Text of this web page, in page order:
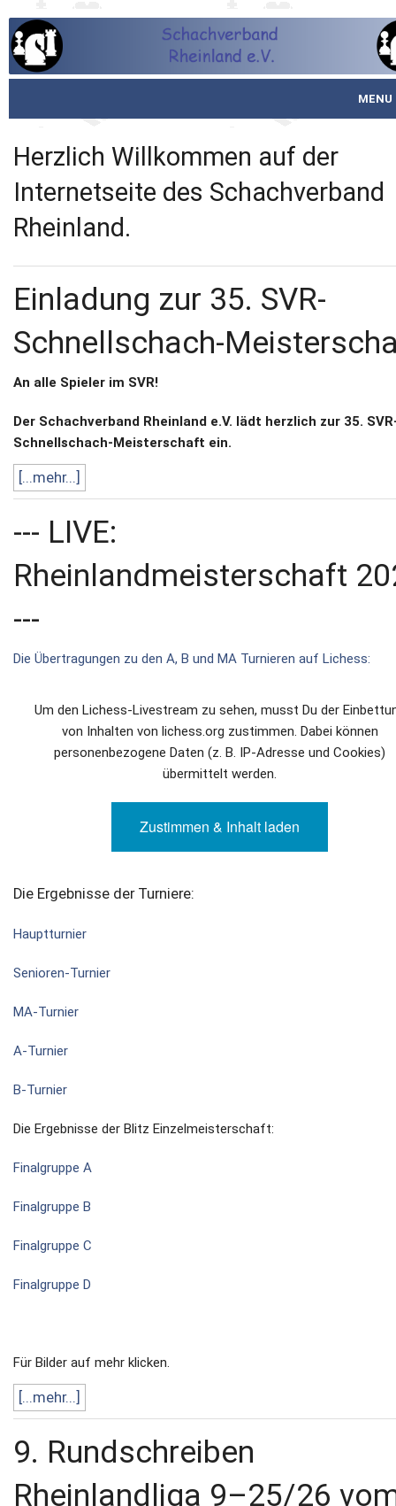
MENU
über den SVR
Spielbetrieb
Schachjugend
Meistertafel
Fotos
Service
Newsletter
Kontakt
Herzlich Willkommen auf der
Internetseite des Schachverband
Rheinland.
Einladung zur 35. SVR-
Schnellschach-
An alle Spieler im SVR!
Der Schachverband Rheinland e.V. lädt herzlich zur 35.
Schnellschach-Meisterschaft ein.
[...mehr...]
--- LIVE:
Rheinlandmeisterschaft
---
Die Übertragungen zu den A, B und MA Turnieren auf Lichess:
Um den Lichess-Livestream zu sehen, musst Du der
von Inhalten von lichess.org zustimmen. Dabei können
personenbezogene Daten (z. B. IP-Adresse und Cookies)
übermittelt werden.
Zustimmen & Inhalt laden
Die Ergebnisse der Turniere:
Hauptturnier
Senioren-Turnier
MA-Turnier
A-Turnier
B-Turnier
Die Ergebnisse der Blitz Einzelmeisterschaft:
Finalgruppe A
Finalgruppe B
Finalgruppe C
Finalgruppe D
Für Bilder auf mehr klicken.
[...mehr...]
9. Rundschreiben
Rheinlandliga 9–25/26